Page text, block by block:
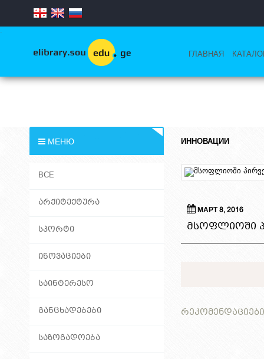
.
ГЛАВНАЯ
МЕНЮ
ВСЕ
ᲐᲠᲥᲘᲢᲔᲥᲢᲣᲠᲐ
ᲡᲞᲝᲠᲢᲘ
ᲘᲜᲝᲕᲐᲪᲘᲔᲑᲘ
ᲡᲐᲘᲜᲢᲔᲠᲔᲡᲝ
ᲒᲐᲜᲪᲮᲐᲓᲔᲑᲔᲑᲘ
ᲡᲐᲖᲝᲒᲐᲓᲝᲔᲑᲐ
ИННОВАЦИИ
МАРТ 8, 2016
ᲛᲡᲝᲤᲚᲘᲝᲨᲘ
ᲠᲔᲙᲝᲛᲔᲜᲓᲐᲪᲘᲔᲑᲘ